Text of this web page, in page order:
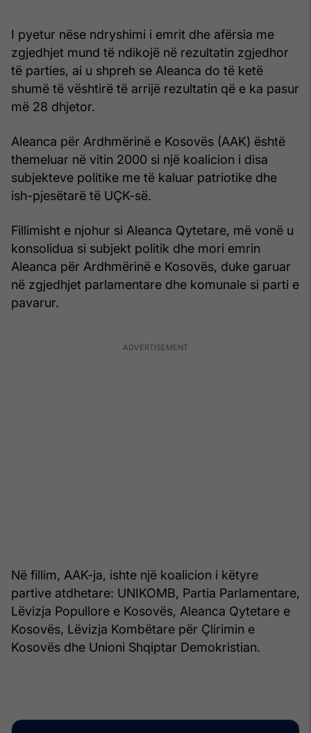
I pyetur nëse ndryshimi i emrit dhe afërsia me
zgjedhjet mund të ndikojë në rezultatin zgjedhor
të parties, ai u shpreh se Aleanca do të ketë
shumë të vështirë të arrijë rezultatin që e ka pasur
më 28 dhjetor.
Aleanca për Ardhmërinë e Kosovës (AAK) është
themeluar në vitin 2000 si një koalicion i disa
subjekteve politike me të kaluar patriotike dhe
ish-pjesëtarë të UÇK-së.
Fillimisht e njohur si Aleanca Qytetare, më vonë u
konsolidua si subjekt politik dhe mori emrin
Aleanca për Ardhmërinë e Kosovës, duke garuar
në zgjedhjet parlamentare dhe komunale si parti e
pavarur.
Në fillim, AAK-ja, ishte një koalicion i këtyre
partive atdhetare: UNIKOMB, Partia Parlamentare,
Lëvizja Popullore e Kosovës, Aleanca Qytetare e
Kosovës, Lëvizja Kombëtare për Çlirimin e
Kosovës dhe Unioni Shqiptar Demokristian.